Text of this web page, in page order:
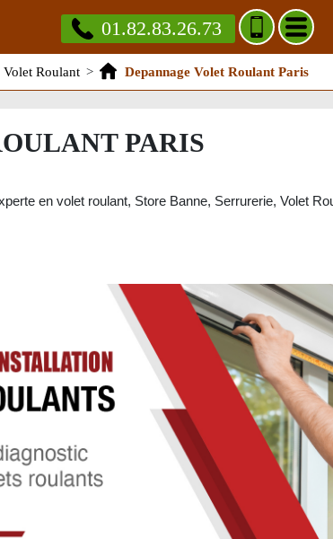
01.82.83.26.73
Volet Roulant > Depannage Volet Roulant Paris
PARIS
en volet roulant, Store Banne, Serrurerie, Volet